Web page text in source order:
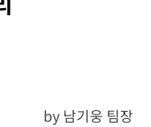
by 남기웅 팀장